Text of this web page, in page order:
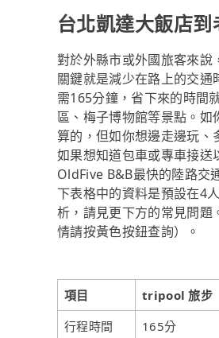
台北凱達大飯店
對於外縣市或外國旅客來
關鍵就是減少在路上的交
需165分鐘，省下來的時間
區、梅子博物館等景點。
算的，但如你想邊走邊玩、
如果想知道包車或專車接送
OldFive B&B最快的陸路交
下表格中的資料是預設在4
析，請見更下方的常見問
情請按黃色按鈕查詢）。
項目 tripool 旅步
行程時間
165分